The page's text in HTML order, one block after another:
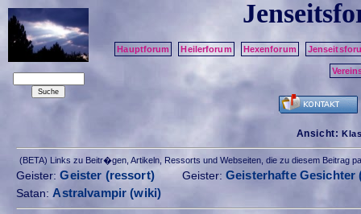
Hauptforum Heilerforum Hexenforum
Ansicht:
(BETA) Links zu Beitr�gen, Artikeln, Ressorts und Webseiten, die zu diesem Beitrag
Geister:Geister (ressort) Geister: Geisterhafte Gesichter
Satan:Astralvampir (wiki)